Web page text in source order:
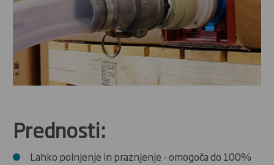
Prednosti:
Lahko polnjenje in praznjenje - omogoča do 100%